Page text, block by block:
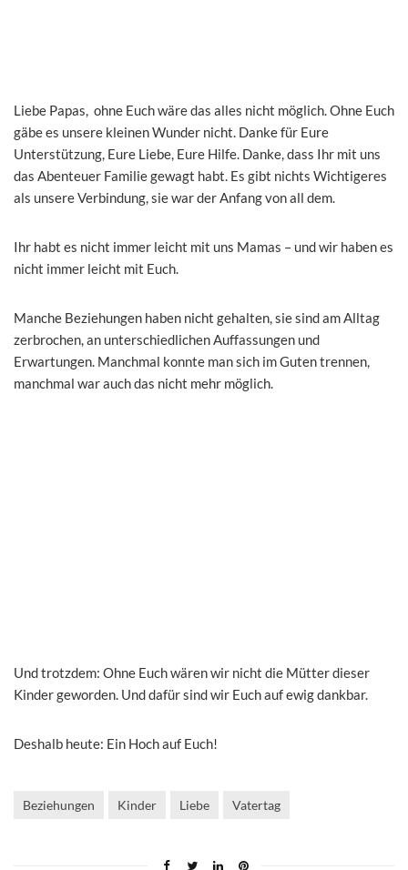
Liebe Papas, ohne Euch wäre das alles nicht möglich. Ohne Euch
gäbe es unsere kleinen Wunder nicht. Danke für Eure
Unterstützung, Eure Liebe, Eure Hilfe. Danke, dass Ihr mit uns
das Abenteuer Familie gewagt habt. Es gibt nichts Wichtigeres
als unsere Verbindung, sie war der Anfang von all dem.
Ihr habt es nicht immer leicht mit uns Mamas – und wir haben es
nicht immer leicht mit Euch.
Manche Beziehungen haben nicht gehalten, sie sind am Alltag
zerbrochen, an unterschiedlichen Auffassungen und
Erwartungen. Manchmal konnte man sich im Guten trennen,
manchmal war auch das nicht mehr möglich.
Und trotzdem: Ohne Euch wären wir nicht die Mütter dieser
Kinder geworden. Und dafür sind wir Euch auf ewig dankbar.
Deshalb heute: Ein Hoch auf Euch!
Beziehungen Kinder Liebe Vatertag